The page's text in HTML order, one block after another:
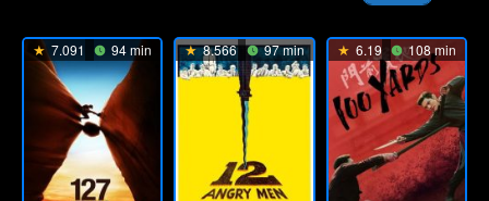
7.091 94 min 8.566 97 min 6.19 108 min